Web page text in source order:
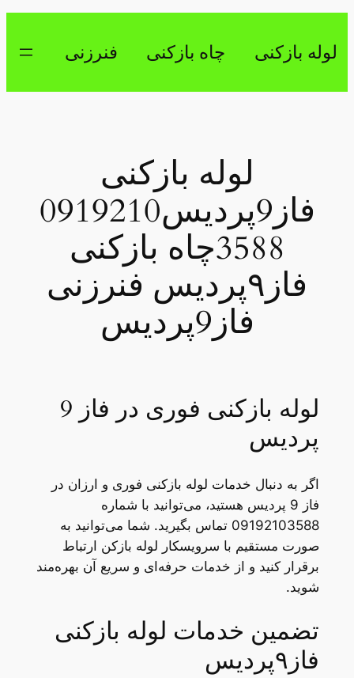
محتوا
لوله بازکنی چاه بازکنی فنرزنی
لوله بازکنی
فاز9پردیس0919210
3588چاه بازکنی
فاز۹پردیس فنرزنی
فاز9پردیس
لوله بازکنی فوری در فاز 9
پردیس
اگر به دنبال خدمات لوله بازکنی فوری و ارزان در
فاز 9 پردیس هستید، می‌توانید با شماره
09192103588 تماس بگیرید. شما می‌توانید به
صورت مستقیم با سرویسکار لوله بازکن ارتباط
برقرار کنید و از خدمات حرفه‌ای و سریع آن بهره‌مند
شوید.
تضمین خدمات لوله بازکنی
فاز۹پردیس